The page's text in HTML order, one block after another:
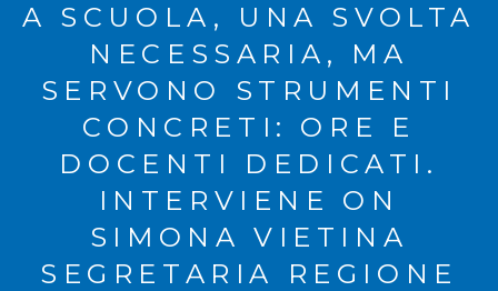
A SCUOLA, UNA SVOLTA
NECESSARIA, MA
SERVONO STRUMENTI
CONCRETI: ORE E
DOCENTI DEDICATI.
INTERVIENE ON
SIMONA VIETINA
SEGRETARIA REGIONE